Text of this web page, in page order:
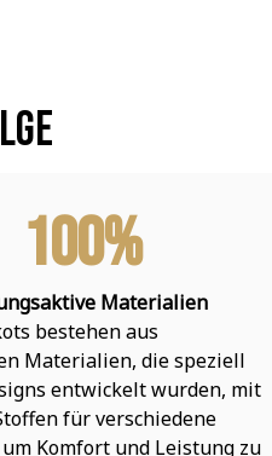
100%
Materialien
bestehen aus
Materialien, die speziell
entwickelt wurden, mit
für verschiedene
Komfort und Leistung zu